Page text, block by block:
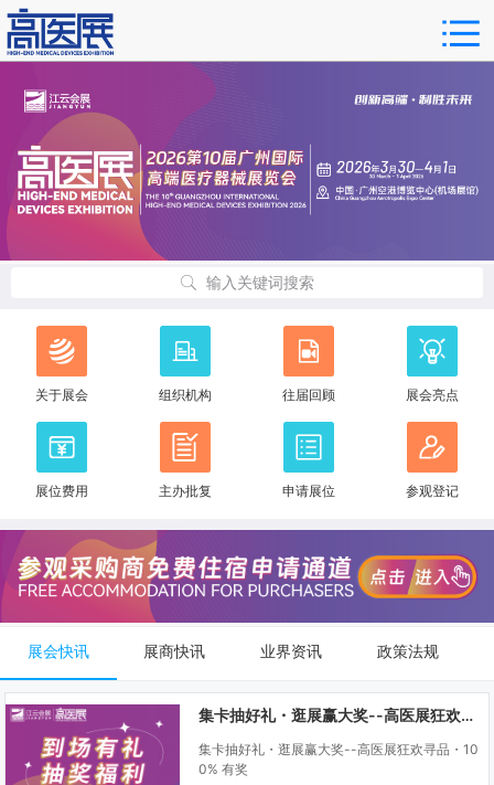
输入关键词搜索
关于展会 组织机构 往届回顾 展会亮点
展位费用 主办批复 申请展位 参观登记
展会快讯 展商快讯 业界资讯 政策法规
集卡抽好礼・逛展赢大奖--高医展狂欢寻品・100% 有奖
集卡抽好礼・逛展赢大奖--高医展狂欢寻品・10
0% 有奖